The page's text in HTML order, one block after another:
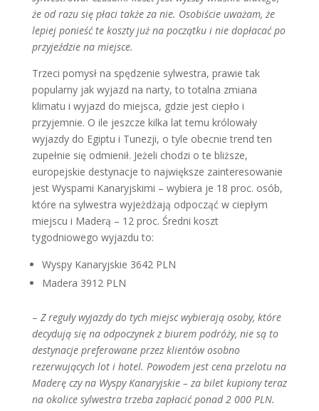
że od razu się płaci także za nie. Osobiście uważam, że
lepiej ponieść te koszty już na początku i nie dopłacać po
przyjeździe na miejsce.
Trzeci pomysł na spędzenie sylwestra, prawie tak
popularny jak wyjazd na narty, to totalna zmiana
klimatu i wyjazd do miejsca, gdzie jest ciepło i
przyjemnie. O ile jeszcze kilka lat temu królowały
wyjazdy do Egiptu i Tunezji, o tyle obecnie trend ten
zupełnie się odmienił. Jeżeli chodzi o te bliższe,
europejskie destynacje to największe zainteresowanie
jest Wyspami Kanaryjskimi – wybiera je 18 proc. osób,
które na sylwestra wyjeżdżają odpocząć w ciepłym
miejscu i Maderą – 12 proc. Średni koszt
tygodniowego wyjazdu to:
Wyspy Kanaryjskie 3642 PLN
Madera 3912 PLN
– Z reguły wyjazdy do tych miejsc wybierają osoby, które
decydują się na odpoczynek z biurem podróży, nie są to
destynacje preferowane przez klientów osobno
rezerwujących lot i hotel. Powodem jest cena przelotu na
Maderę czy na Wyspy Kanaryjskie – za bilet kupiony teraz
na okolice sylwestra trzeba zapłacić ponad 2 000 PLN.